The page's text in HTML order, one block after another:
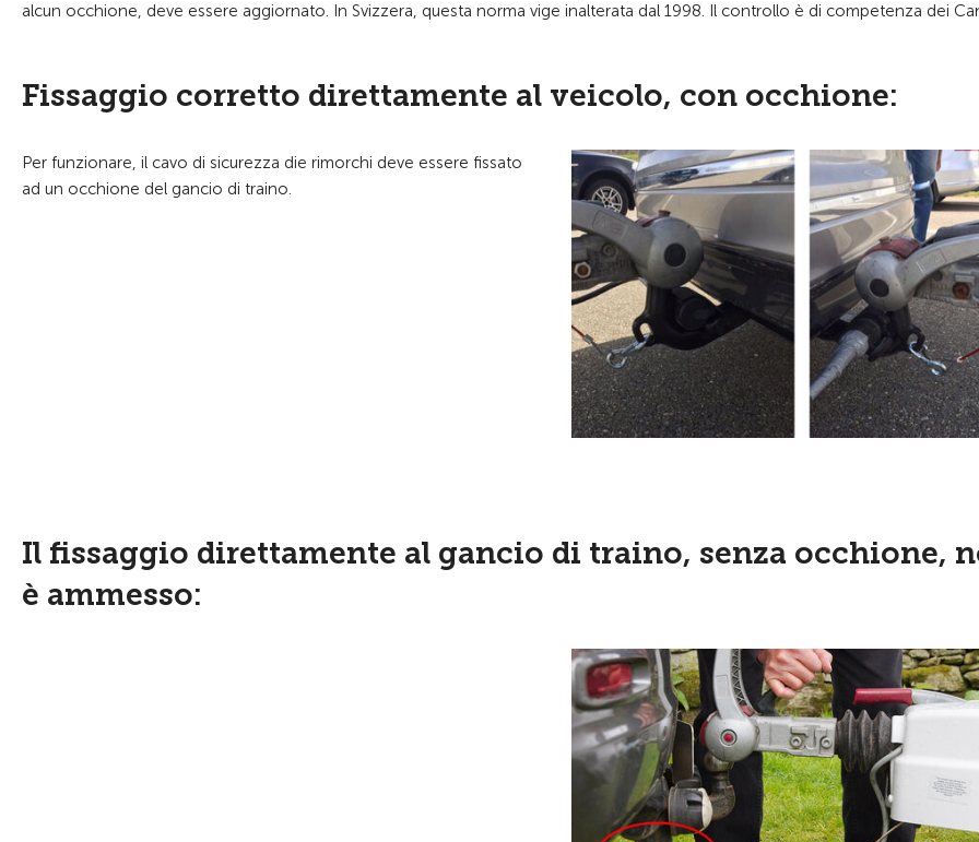
alcun occhione, deve essere aggiornato. In Svizzera, questa norma vige inalterata dal 1998. Il controllo è di competenza dei
Fissaggio corretto direttamente al veicolo, con occhione:
Per funzionare, il cavo di sicurezza die rimorchi deve essere fissato
ad un occhione del gancio di traino.
Il fissaggio direttamente al gancio di traino, senza occhione,
è ammesso: